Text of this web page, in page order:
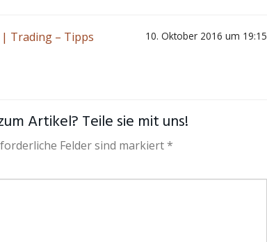
Trading – Tipps 10. Oktober 2016 um 19:15
Artikel? Teile sie mit uns!
Felder sind markiert *